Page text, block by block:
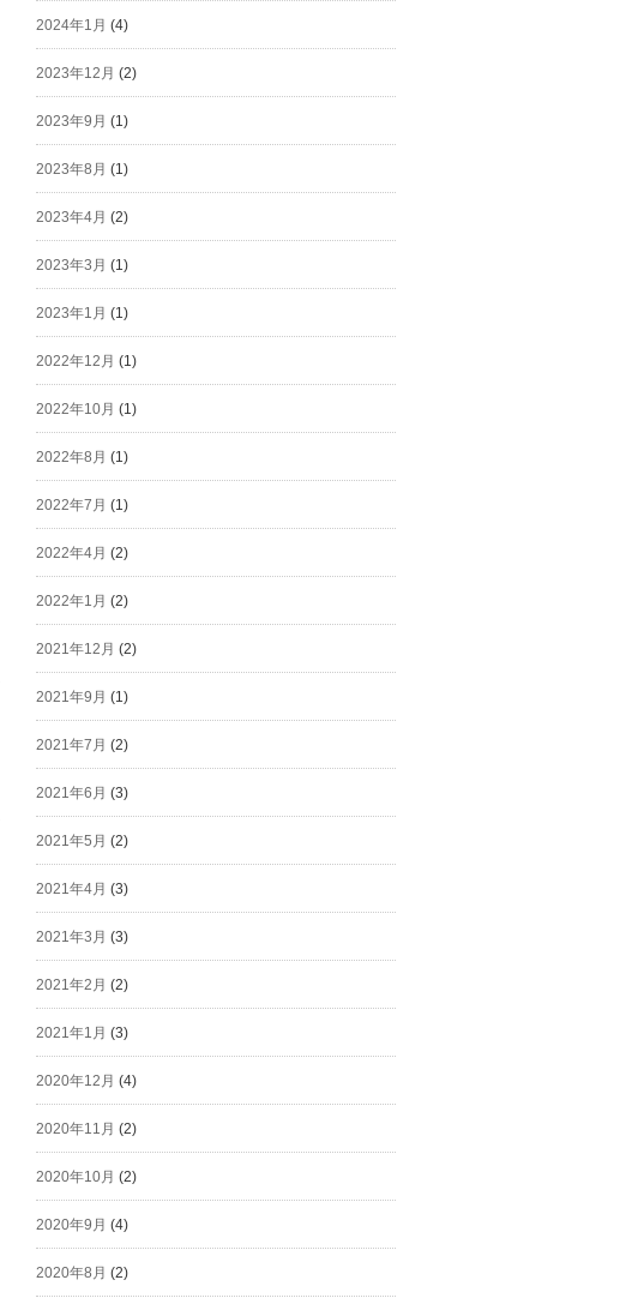
2024年1月 (4)
2023年12月 (2)
2023年9月 (1)
2023年8月 (1)
2023年4月 (2)
2023年3月 (1)
2023年1月 (1)
2022年12月 (1)
2022年10月 (1)
2022年8月 (1)
2022年7月 (1)
2022年4月 (2)
2022年1月 (2)
2021年12月 (2)
2021年9月 (1)
2021年7月 (2)
2021年6月 (3)
2021年5月 (2)
2021年4月 (3)
2021年3月 (3)
2021年2月 (2)
2021年1月 (3)
2020年12月 (4)
2020年11月 (2)
2020年10月 (2)
2020年9月 (4)
2020年8月 (2)